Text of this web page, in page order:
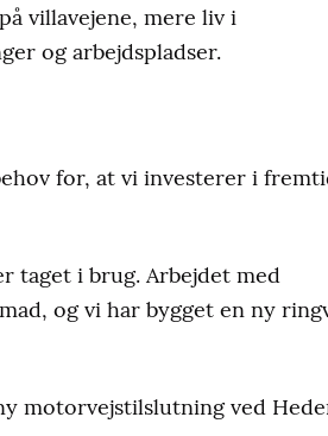
villavejene, mere liv i
og arbejdspladser.
for, at vi investerer i
taget i brug. Arbejdet med
og vi har bygget en ny
motorvejstilslutning ved